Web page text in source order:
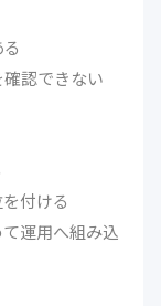
認できない
付ける
運用へ組み込